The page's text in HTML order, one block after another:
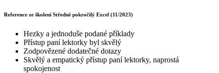
Reference ze školení Středně pokročilý Excel (11/2023)
Hezky a jednoduše podané příklady
Přístup paní lektorky byl skvělý
Zodpovězené dodatečné dotazy
Skvělý a empatický přístup paní lektorky, naprostá
spokojenost